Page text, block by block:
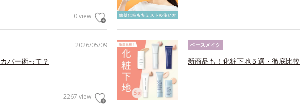
0 view
2026/05/09
バー術って？
2267 view
ベースメイク
新商品も！化粧下地５選・徹底比較